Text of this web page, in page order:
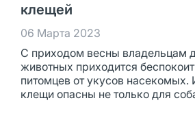
клещей
06 Марта 2023
С приходом весны владельцам
животных приходится
питомцев от укусов
клещи опасны не только для